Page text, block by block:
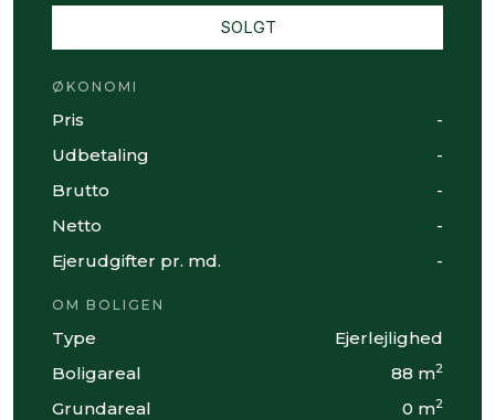
SOLGT
ØKONOMI
Pris
-
Udbetaling
-
Brutto
-
Netto
-
Ejerudgifter pr. md.
-
OM BOLIGEN
Type
Ejerlejlighed
Boligareal
88 m2
Grundareal 0 m2